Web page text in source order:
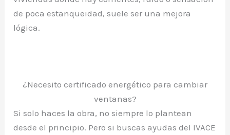
de poca estanqueidad, suele ser una mejora
lógica.
¿Necesito certificado energético para cambiar
ventanas?
Si solo haces la obra, no siempre lo plantean
desde el principio. Pero si buscas ayudas del IVACE